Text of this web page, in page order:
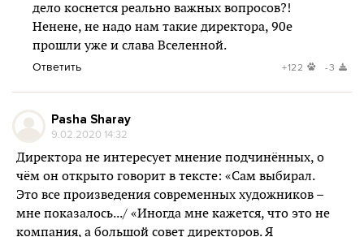
дело коснется реально важных вопросов?!
Ненене, не надо нам такие директора, 90е
прошли уже и слава Вселенной.
Ответить +122 -3
Pasha Sharay
9.02.2020 14:32
Директора не интересует мнение подчинённых, о
чём он открыто говорит в тексте: «Сам выбирал.
Это все произведения современных художников –
мне показалось.../ «Иногда мне кажется, что это не
компания, а большой совет директоров. Я